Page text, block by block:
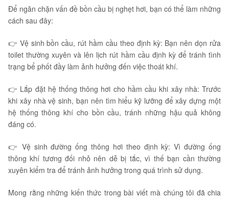
Để ngăn chặn vấn đề bồn cầu bị nghẹt hơi, bạn có thể làm những
cách sau đây:
👉 Vệ sinh bồn cầu, rút hầm cầu theo định kỳ: Bạn nên dọn rửa
toilet thường xuyên và lên lịch rút hầm cầu định kỳ để tránh tình
trạng bể phốt đầy làm ảnh hưởng đến việc thoát khí.
👉 Lắp đặt hệ thống thông hơi cho hầm cầu khi xây nhà: Trước
khi xây nhà vệ sinh, bạn nên tìm hiểu kỹ lưỡng để xây dựng một
hệ thống thông khí cho bồn cầu, tránh những hậu quả không
đáng có.
👉 Vệ sinh đường ống thông hơi theo định kỳ: Vì đường ống
thông khí tương đối nhỏ nên dễ bị tắc, vì thế bạn cần thường
xuyên kiểm tra để tránh ảnh hưởng trong quá trình sử dụng.
Mong rằng những kiến thức trong bài viết mà chúng tôi đã chia